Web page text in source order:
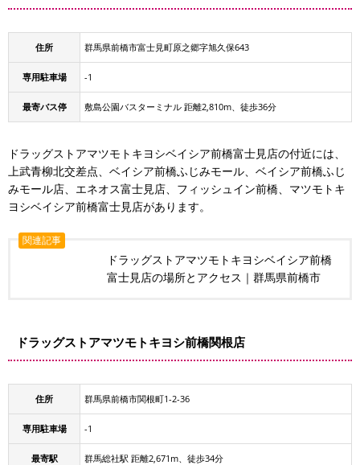
住所 群馬県前橋市富士見町原之郷字旭久保643
専用駐車場 -1
最寄バス停 敷島公園バスターミナル 距離2,810m、徒歩36分
ドラッグストアマツモトキヨシベイシア前橋富士見店の付近には、
上武青柳北交差点、ベイシア前橋ふじみモール、ベイシア前橋ふじ
みモール店、エネオス富士見店、フィッシュイン前橋、マツモトキ
ヨシベイシア前橋富士見店があります。
関連記事
ドラッグストアマツモトキヨシベイシア前橋
富士見店の場所とアクセス｜群馬県前橋市
ドラッグストアマツモトキヨシ前橋関根店
住所 群馬県前橋市関根町1-2-36
専用駐車場 -1
最寄駅 群馬総社駅 距離2,671m、徒歩34分